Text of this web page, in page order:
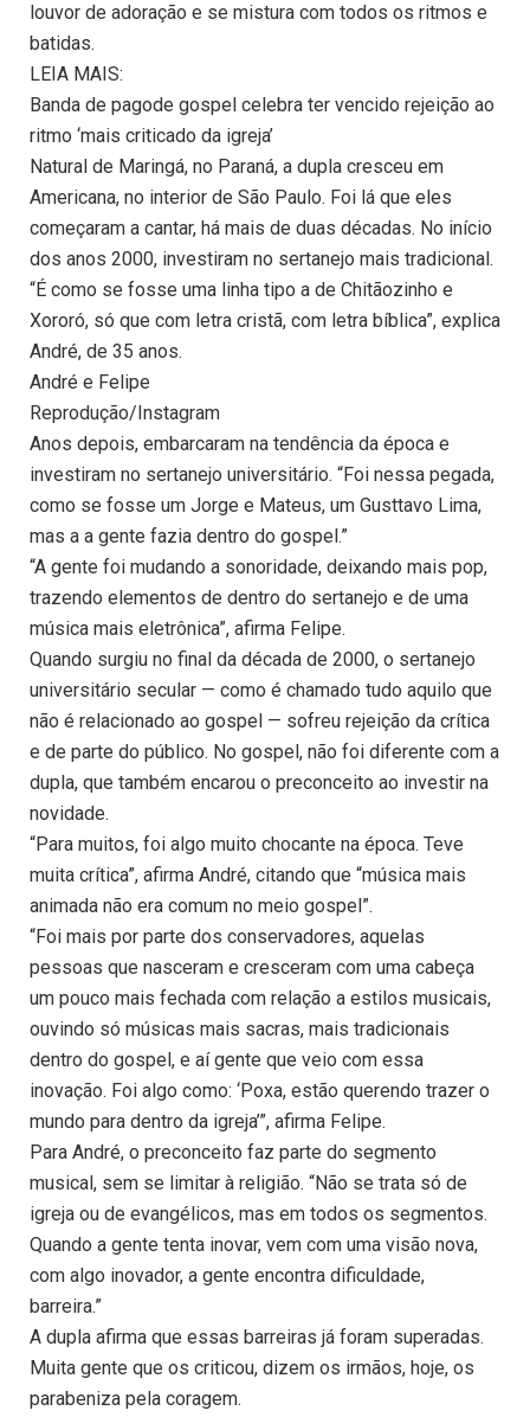
louvor de adoração e se mistura com todos os ritmos e
batidas.
LEIA MAIS:
Banda de pagode gospel celebra ter vencido rejeição ao
ritmo ‘mais criticado da igreja’
Natural de Maringá, no Paraná, a dupla cresceu em
Americana, no interior de São Paulo. Foi lá que eles
começaram a cantar, há mais de duas décadas. No início
dos anos 2000, investiram no sertanejo mais tradicional.
“É como se fosse uma linha tipo a de Chitãozinho e
Xororó, só que com letra cristã, com letra bíblica”, explica
André, de 35 anos.
André e Felipe
Reprodução/Instagram
Anos depois, embarcaram na tendência da época e
investiram no sertanejo universitário. “Foi nessa pegada,
como se fosse um Jorge e Mateus, um Gusttavo Lima,
mas a a gente fazia dentro do gospel.”
“A gente foi mudando a sonoridade, deixando mais pop,
trazendo elementos de dentro do sertanejo e de uma
música mais eletrônica”, afirma Felipe.
Quando surgiu no final da década de 2000, o sertanejo
universitário secular — como é chamado tudo aquilo que
não é relacionado ao gospel — sofreu rejeição da crítica
e de parte do público. No gospel, não foi diferente com a
dupla, que também encarou o preconceito ao investir na
novidade.
“Para muitos, foi algo muito chocante na época. Teve
muita crítica”, afirma André, citando que “música mais
animada não era comum no meio gospel”.
“Foi mais por parte dos conservadores, aquelas
pessoas que nasceram e cresceram com uma cabeça
um pouco mais fechada com relação a estilos musicais,
ouvindo só músicas mais sacras, mais tradicionais
dentro do gospel, e aí gente que veio com essa
inovação. Foi algo como: ‘Poxa, estão querendo trazer o
mundo para dentro da igreja’”, afirma Felipe.
Para André, o preconceito faz parte do segmento
musical, sem se limitar à religião. “Não se trata só de
igreja ou de evangélicos, mas em todos os segmentos.
Quando a gente tenta inovar, vem com uma visão nova,
com algo inovador, a gente encontra dificuldade,
barreira.”
A dupla afirma que essas barreiras já foram superadas.
Muita gente que os criticou, dizem os irmãos, hoje, os
parabeniza pela coragem.